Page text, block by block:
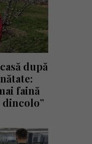
după
faină